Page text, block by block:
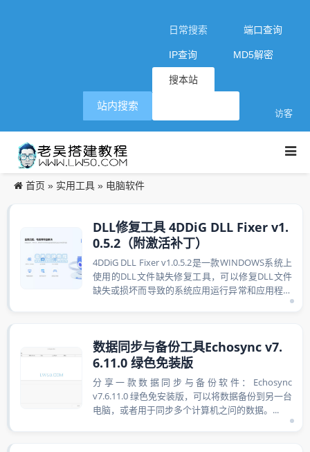
日常搜索 端口查询
IP查询 MD5解密
搜本站
访客
站内搜索
首页 » 实用工具 » 电脑软件
DLL修复工具 4DDiG DLL Fixer v1.
0.5.2（附激活补丁）
4DDiG DLL Fixer v1.0.5.2是一款WINDOWS系统上
使用的DLL文件缺失修复工具，可以修复DLL文件
缺失或损坏而导致的系统应用运行异常和应用程序
数据同步与备份工具Echosync v7.
6.11.0 绿色免装版
分享一款数据同步与备份软件：Echosync
v7.6.11.0 绿色免安装版，可以将数据备份到另一台
电脑，或者用于同步多个计算机之问的数据。...